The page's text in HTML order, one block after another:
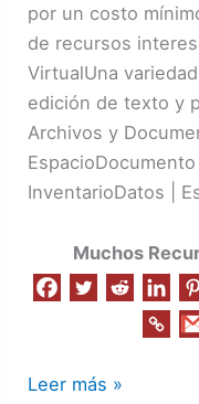
por un costo
de recursos
VirtualUna
edición de texto y
Archivos y
InventarioDatos |
Muchos
Leer más »